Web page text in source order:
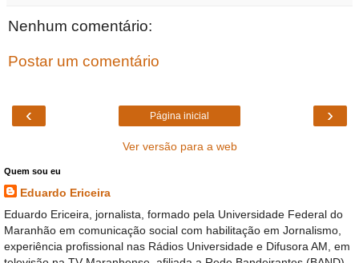
Nenhum comentário:
Postar um comentário
‹ ›
Página inicial
Ver versão para a web
Quem sou eu
Eduardo Ericeira
Eduardo Ericeira, jornalista, formado pela Universidade Federal do
Maranhão em comunicação social com habilitação em Jornalismo,
experiência profissional nas Rádios Universidade e Difusora AM, em